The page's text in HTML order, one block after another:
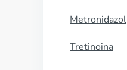
Metronidazol
Tretinoina